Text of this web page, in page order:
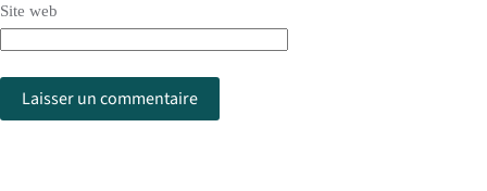
Site web
Laisser un commentaire